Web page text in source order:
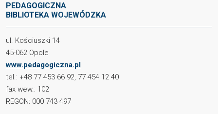
PEDAGOGICZNA
BIBLIOTEKA WOJEWÓDZKA
ul. Kościuszki 14
45-062 Opole
www.pedagogiczna.pl
tel.: +48 77 453 66 92, 77 454 12 40
fax wew.: 102
REGON: 000 743 497